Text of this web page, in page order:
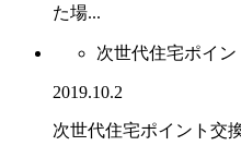
た場...
次世代住宅ポイ
2019.10.2
次世代住宅ポイント交